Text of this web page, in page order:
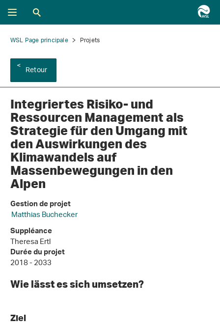
WSL Page principale Projets
Retour
Integriertes Risiko- und
Ressourcen Management als
Strategie für den Umgang mit
den Auswirkungen des
Klimawandels auf
Massenbewegungen in den
Alpen
Gestion de projet
Matthias Buchecker
Suppléance
Theresa Ertl
Durée du projet
2018 - 2033
Wie lässt es sich umsetzen?
Ziel